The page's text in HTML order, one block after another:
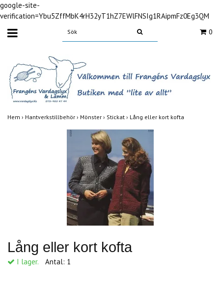
google-site-
verification=Ybu5ZffMbK4rH32yT1hZ7EWlFNSIg1RAipmFz0Eg3QM
0
Hem › Hantverkstillbehör › Mönster › Stickat › Lång eller kort kofta
Lång eller kort kofta
I lager. Antal: 1